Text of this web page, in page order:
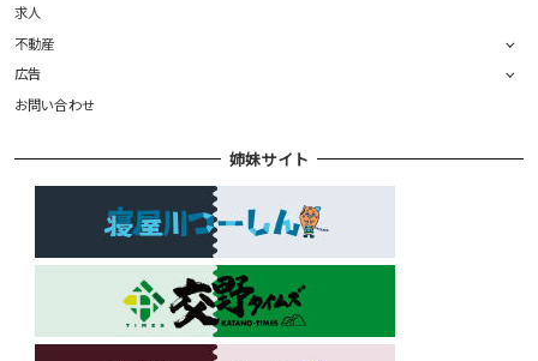
求人
不動産
広告
お問い合わせ
姉妹サイト